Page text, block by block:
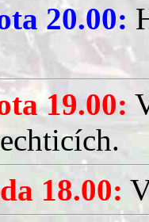
20.00:
19.00:
18.00: